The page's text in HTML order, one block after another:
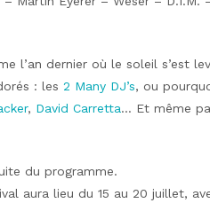
l’an dernier où le soleil s’est
: les 2 Many DJ’s, ou
, David Carretta… Et même
du programme.
aura lieu du 15 au 20 juillet,